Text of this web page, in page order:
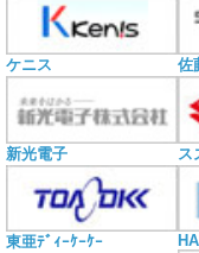
ケニス 佐
新光電子 ス
東亜ﾃﾞｨｰｹｰｹｰ